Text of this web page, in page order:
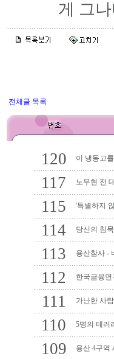
게 그
전체글 목록
120 이 냉동고
117 노무현 전
115 '특별하지
114 당신의 침
113 용산참사 -
112 한국금융
111 가난한 사
110 5명의 테러
109 용산 4구역